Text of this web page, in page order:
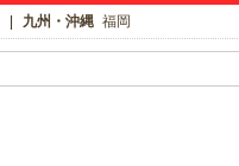
九州・沖縄 福岡